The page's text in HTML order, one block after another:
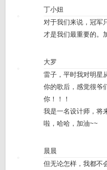
丁小妞
对于我们来说，冠军
才是我们最重要的。
大罗
雷子，平时我对明星
你的歌后，感觉很爷
你！！！
我是一名设计师，将
啦，哈哈，加油~~
晨晨
但无论怎样，我都不